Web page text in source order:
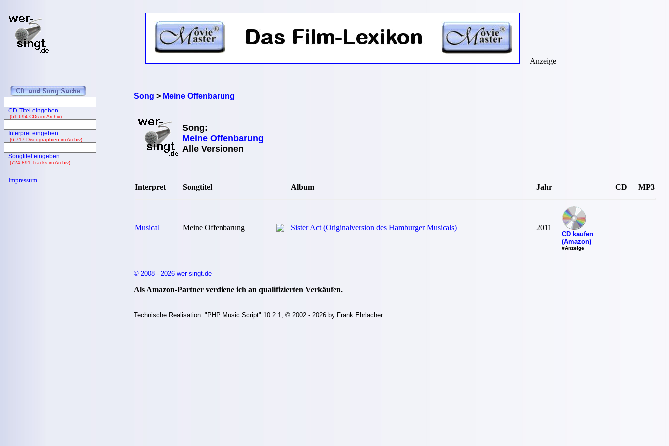
Song > Meine Offenbarung
Song:
Meine Offenbarung
Alle Versionen
Interpret Songtitel Album Jahr CD MP3
Musical Meine Offenbarung Sister Act (Originalversion des Hamburger Musicals) 2011
CD kaufen
(Amazon)
#Anzeige
© 2008 - 2026 wer-singt.de
Als Amazon-Partner verdiene ich an qualifizierten Verkäufen.
Technische Realisation: "PHP Music Script" 10.2.1; © 2002 - 2026 by Frank Ehrlacher
Anzeige
CD-Titel eingeben
(51.694 CDs im Archiv)
Interpret eingeben
(6.717 Discographien im Archiv)
Songtitel eingeben
(724.891 Tracks im Archiv)
Impressum